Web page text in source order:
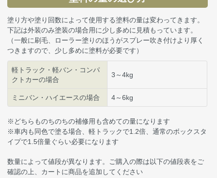
塗り方や塗り回数によって使用する塗料の量は変わってきます。
下記は外装のみ塗装の場合用に少し多めに見積もっています。
（一般に刷毛、ローラー塗りのほうがスプレー吹き付けより厚く
つきますので、少し多めに塗料が必要です）
軽トラック・軽バン・コンパ
クトカーの場合
3～4kg
ミニバン・ハイエースの場合 4～6kg
※どちらものちのちの補修用も含めての量になります
※車内も同色で塗る場合、軽トラックで1.2倍、通常のボックスタ
イプで1.5倍量ぐらい必要になります
数量によって値段が異なります。ご購入の際は以下の値段表をご
確認の上、カートに商品を追加してください